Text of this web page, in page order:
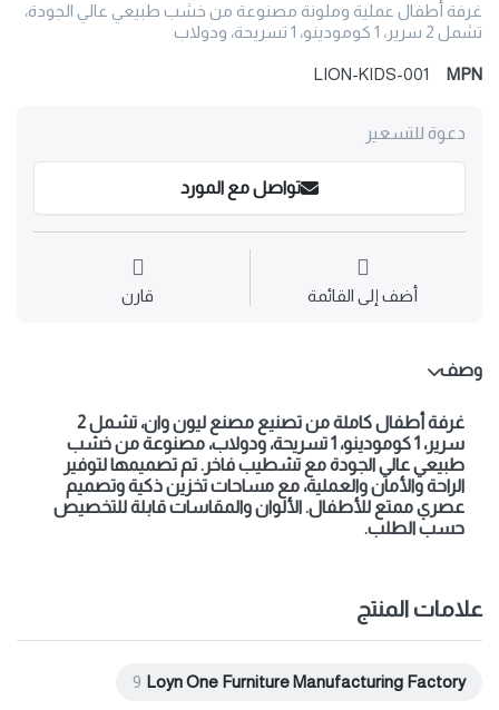
غرفة أطفال عملية وملونة مصنوعة من خشب طبيعي عالي الجودة،
تشمل 2 سرير، 1 كومودينو، 1 تسريحة، ودولاب
MPN
LION-KIDS-001
دعوة للتسعير
تواصل مع المورد
أضف إلى القائمة قارن
وصف
غرفة أطفال كاملة من تصنيع مصنع ليون وان، تشمل 2
سرير، 1 كومودينو، 1 تسريحة، ودولاب، مصنوعة من خشب
طبيعي عالي الجودة مع تشطيب فاخر. تم تصميمها لتوفير
الراحة والأمان والعملية، مع مساحات تخزين ذكية وتصميم
عصري ممتع للأطفال. الألوان والمقاسات قابلة للتخصيص
حسب الطلب.
علامات المنتج
Loyn One Furniture Manufacturing Factory
9